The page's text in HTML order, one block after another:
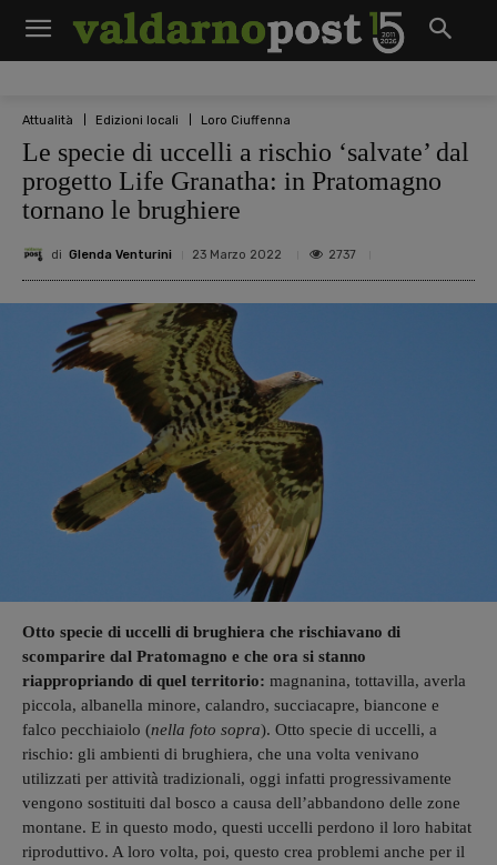
Attualità Edizioni locali Loro Ciuffenna
Le specie di uccelli a rischio ‘salvate’ dal
progetto Life Granatha: in Pratomagno
tornano le brughiere
di Glenda Venturini 23 Marzo 2022 2737
Otto specie di uccelli di brughiera che rischiavano di
scomparire dal Pratomagno e che ora si stanno
riappropriando di quel territorio: magnanina, tottavilla, averla
piccola, albanella minore, calandro, succiacapre, biancone e
falco pecchiaiolo (nella foto sopra). Otto specie di uccelli, a
rischio: gli ambienti di brughiera, che una volta venivano
utilizzati per attività tradizionali, oggi infatti progressivamente
vengono sostituiti dal bosco a causa dell’abbandono delle zone
montane. E in questo modo, questi uccelli perdono il loro habitat
riproduttivo. A loro volta, poi, questo crea problemi anche per il